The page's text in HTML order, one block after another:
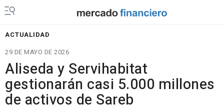
ACTUALIDAD
29 DE MAYO DE 2026
Aliseda y Servihabitat
gestionarán casi 5.000 millones
de activos de Sareb